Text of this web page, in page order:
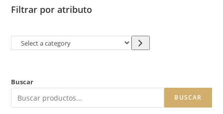
Filtrar por atributo
Buscar
BUSCAR